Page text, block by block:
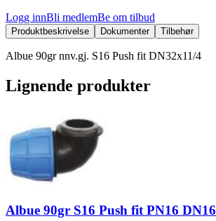
Logg innBli medlemBe om tilbud
Produktbeskrivelse Dokumenter Tilbehør
Albue 90gr nnv.gj. S16 Push fit DN32x11/4
Lignende produkter
Albue 90gr S16 Push fit PN16 DN16